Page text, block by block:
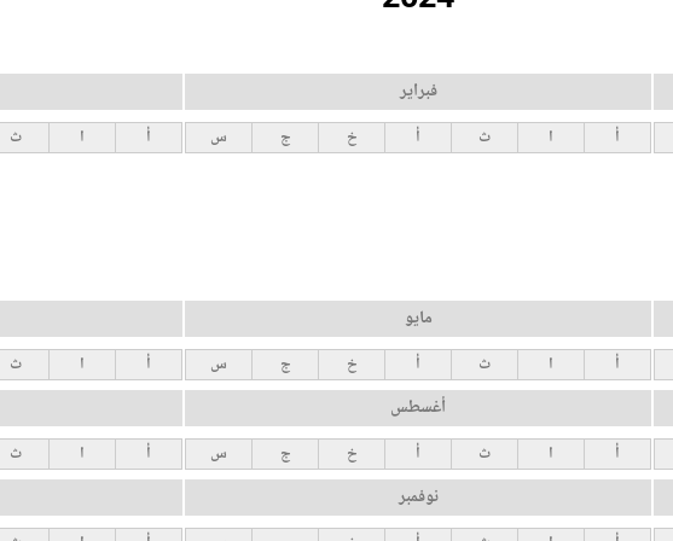
فبراير
أ ا ث أ خ ج س أ ا ث
مايو
أ ا ث أ خ ج س أ ا ث
أغسطس
أ ا ث أ خ ج س أ ا ث
نوفمبر